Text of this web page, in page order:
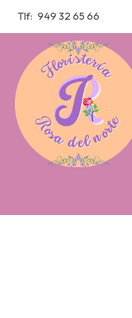
Tlf: 949 32 65 66